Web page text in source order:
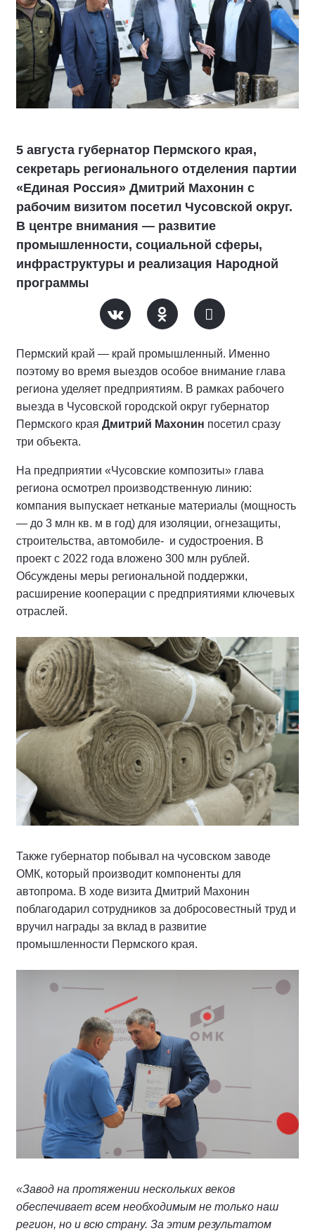
5 августа губернатор Пермского края,
секретарь регионального отделения партии
«Единая Россия» Дмитрий Махонин с
рабочим визитом посетил Чусовской округ.
В центре внимания — развитие
промышленности, социальной сферы,
инфраструктуры и реализация Народной
программы
Пермский край — край промышленный. Именно
поэтому во время выездов особое внимание глава
региона уделяет предприятиям. В рамках рабочего
выезда в Чусовской городской округ губернатор
Пермского края Дмитрий Махонин посетил сразу
три объекта.
На предприятии «Чусовские композиты» глава
региона осмотрел производственную линию:
компания выпускает нетканые материалы (мощность
— до 3 млн кв. м в год) для изоляции, огнезащиты,
строительства, автомобиле- и судостроения. В
проект с 2022 года вложено 300 млн рублей.
Обсуждены меры региональной поддержки,
расширение кооперации с предприятиями ключевых
отраслей.
Также губернатор побывал на чусовском заводе
ОМК, который производит компоненты для
автопрома. В ходе визита Дмитрий Махонин
поблагодарил сотрудников за добросовестный труд и
вручил награды за вклад в развитие
промышленности Пермского края.
«Завод на протяжении нескольких веков
обеспечивает всем необходимым не только наш
регион, но и всю страну. За этим результатом